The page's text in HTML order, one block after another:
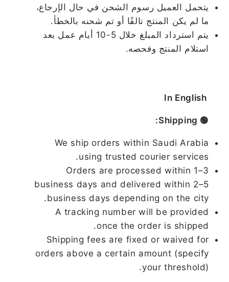
يتحمل العميل رسوم الشحن في حال الإرجاع،
ما لم يكن المنتج تالفًا أو تم شحنه بالخطأ.
يتم استرداد المبلغ خلال 5-10 أيام عمل بعد
استلام المنتج وفحصه.
🟢 Shipping:
We ship orders within Saudi Arabia
using trusted courier services.
Orders are processed within 1–3
business days and delivered within 2–5
business days depending on the city.
A tracking number will be provided
once the order is shipped.
Shipping fees are fixed or waived for
orders above a certain amount (specify
your threshold).